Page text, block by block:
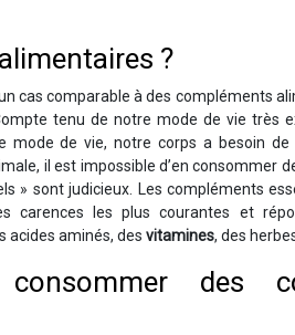
?
cas comparable à des compléments
tenu de notre mode de vie très
mode de vie, notre corps a besoin
il est impossible d’en consommer
» sont judicieux. Les compléments
carences les plus courantes et
acides aminés, des vitamines, des
des